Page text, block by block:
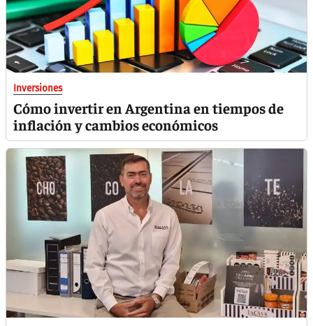
Inversiones
Cómo invertir en Argentina en tiempos de
inflación y cambios económicos